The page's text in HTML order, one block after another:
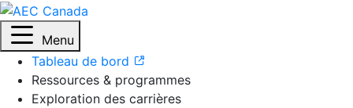
Menu
Tableau de bord
Ressources & programmes
Exploration des carrières